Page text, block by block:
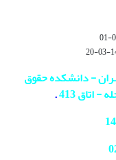
- دانشکده حقوق
.